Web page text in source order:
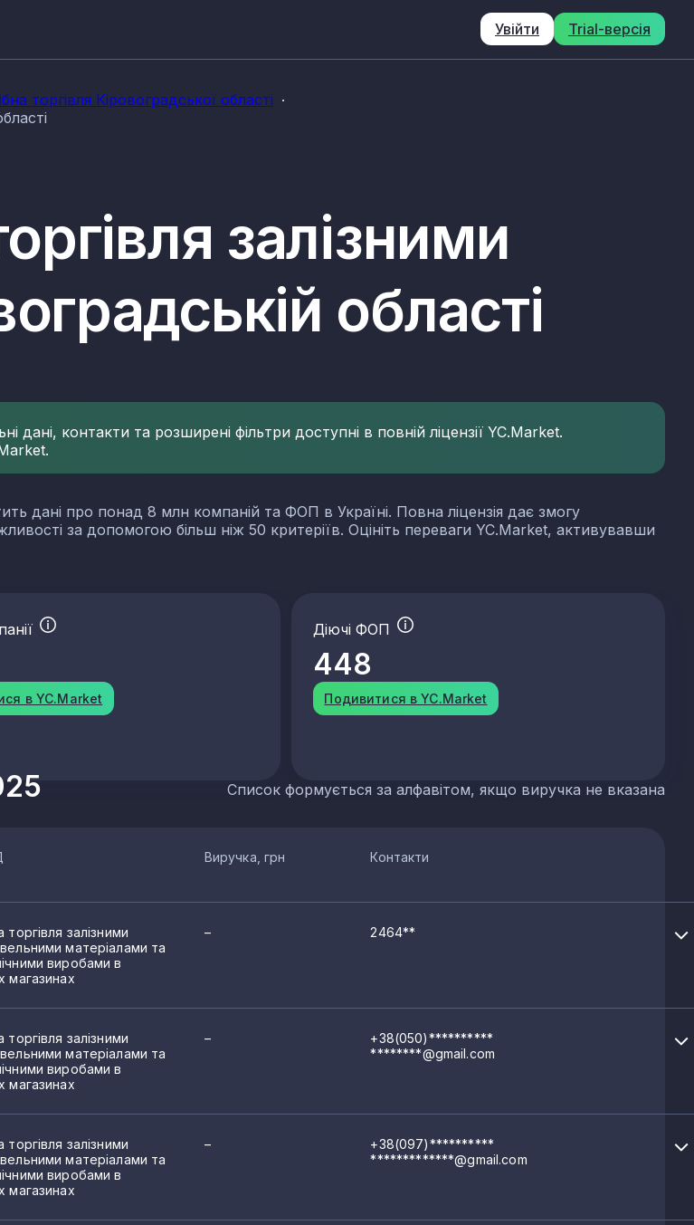
Увійти Trial-версія
торгівля Кіровоградської області
залізними
області
контакти та розширені фільтри доступні в повній ліцензії YC.Market.
дані про понад 8 млн компаній та ФОП в Україні. Повна ліцензія дає змогу
за допомогою більш ніж 50 критеріїв. Оцініть переваги YC.Market, активувавши
в YC.Market
Діючі ФОП
448
Подивитися в YC.Market
Список формується за алфавітом, якщо виручка не вказана
Виручка, грн Контакти
залізними
матеріалами та
виробами в
магазинах
– 2464**
залізними
матеріалами та
виробами в
магазинах
–
+38(050)**********
********@gmail.com
залізними
матеріалами та
виробами в
магазинах
–
+38(097)**********
*************@gmail.com